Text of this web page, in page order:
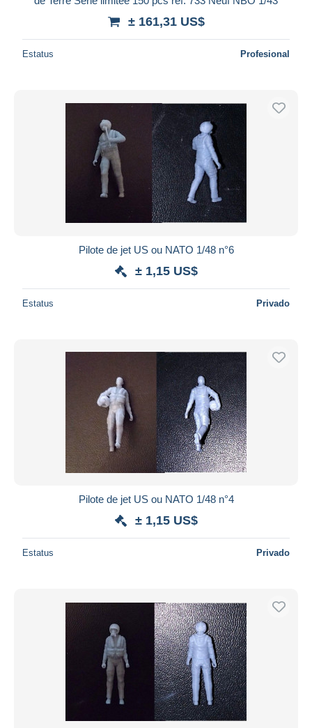
± 161,31 US$
Estatus Profesional
Pilote de jet US ou NATO 1/48 n°6
± 1,15 US$
Estatus Privado
Pilote de jet US ou NATO 1/48 n°4
± 1,15 US$
Estatus Privado